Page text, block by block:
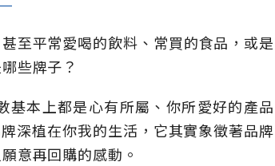
至平常愛喝的飲料、常買的食品，或是
些牌子？
基本上都是心有所屬、你所愛好的產品
深植在你我的生活，它其實象徵著品牌
意再回購的感動。